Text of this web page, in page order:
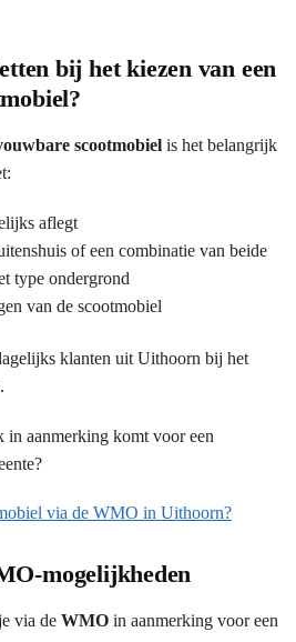
bij het kiezen van een
scootmobiel is het belangrijk
aflegt
of een combinatie van beide
type ondergrond
van de scootmobiel
klanten uit Uithoorn bij het
aanmerking komt voor een
via de WMO in Uithoorn?
mogelijkheden
via de WMO in aanmerking voor een